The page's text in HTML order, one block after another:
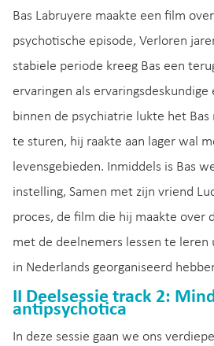
Bas Labruyere maakte een film
psychotische episode, Verloren
stabiele periode kreeg Bas een
ervaringen als
binnen de psychiatrie lukte het
te sturen, hij raakte aan lager wal
levensgebieden. Inmiddels is Bas
instelling, Samen met zijn vriend
proces, de film die hij maakte over
met de deelnemers lessen te leren
in Nederlands georganiseerd
II Deelsessie track 2:
antipsychotica
In deze sessie gaan we ons